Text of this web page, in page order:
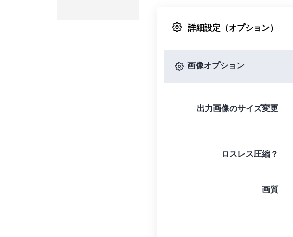
詳細設定（オプション）
画像オプション
出力画像のサイズ変更
ロスレス圧縮？
画質